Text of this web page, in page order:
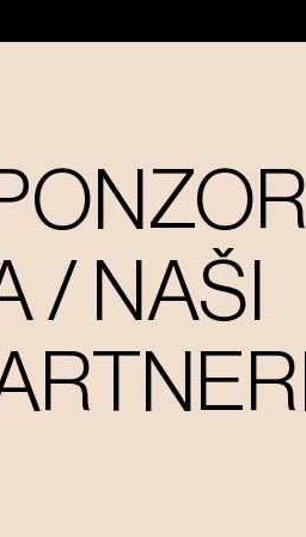
/ NAŠI